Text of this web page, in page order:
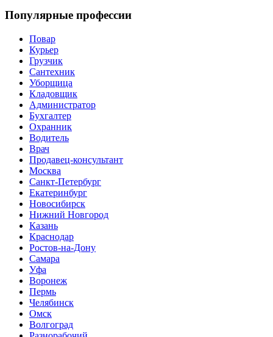
Популярные профессии
Повар
Курьер
Грузчик
Сантехник
Уборщица
Кладовщик
Администратор
Бухгалтер
Охранник
Водитель
Врач
Продавец-консультант
Москва
Санкт-Петербург
Екатеринбург
Новосибирск
Нижний Новгород
Казань
Краснодар
Ростов-на-Дону
Самара
Уфа
Воронеж
Пермь
Челябинск
Омск
Волгоград